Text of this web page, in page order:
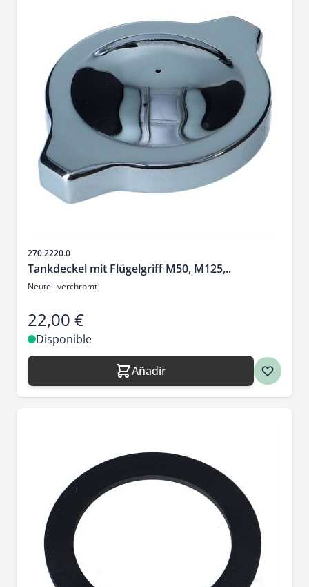
SKU
270.2220.0
Tankdeckel mit Flügelgriff M50, M125,..
Neuteil verchromt
22,00 €
Disponible
Añadir